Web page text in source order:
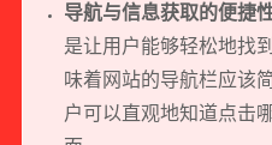
导航与信息获取的便捷
是让用户能够轻松地找
味着网站的导航栏应该
户可以直观地知道点击